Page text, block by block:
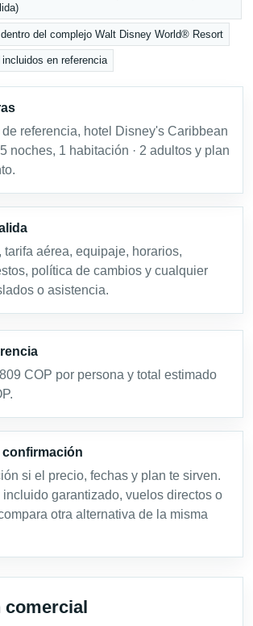
del complejo Walt Disney World® Resort
en referencia
referencia, hotel Disney's Caribbean
noches, 1 habitación · 2 adultos y plan
aérea, equipaje, horarios,
política de cambios y cualquier
o asistencia.
COP por persona y total estimado
si el precio, fechas y plan te sirven.
incluido garantizado, vuelos directos o
otra alternativa de la misma
comercial